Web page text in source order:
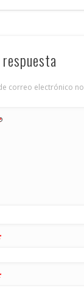
correo electrónico